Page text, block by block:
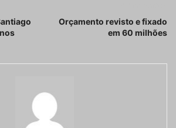
Orçamento revisto e fixado
em 60 milhões